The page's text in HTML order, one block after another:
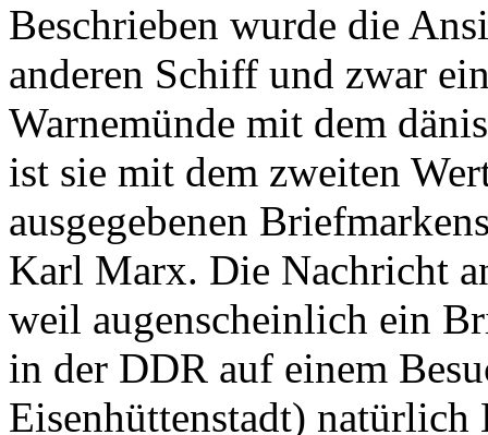
Beschrieben wurde die
anderen Schiff und zwar
Warnemünde mit dem
ist sie mit dem zweiten
ausgegebenen
Karl Marx. Die Nachricht
weil augenscheinlich ein
in der DDR auf einem
Eisenhüttenstadt)